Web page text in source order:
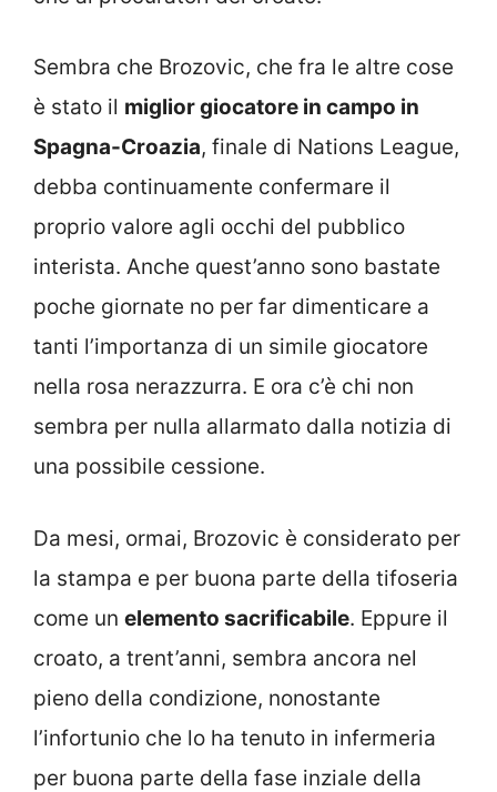
Sembra che Brozovic, che fra le altre cose
è stato il miglior giocatore in campo in
Spagna-Croazia, finale di Nations League,
debba continuamente confermare il
proprio valore agli occhi del pubblico
interista. Anche quest’anno sono bastate
poche giornate no per far dimenticare a
tanti l’importanza di un simile giocatore
nella rosa nerazzurra. E ora c’è chi non
sembra per nulla allarmato dalla notizia di
una possibile cessione.
Da mesi, ormai, Brozovic è considerato per
la stampa e per buona parte della tifoseria
come un elemento sacrificabile. Eppure il
croato, a trent’anni, sembra ancora nel
pieno della condizione, nonostante
l’infortunio che lo ha tenuto in infermeria
per buona parte della fase inziale della